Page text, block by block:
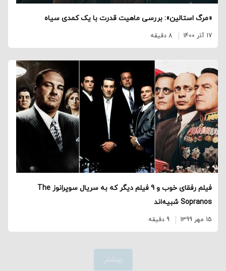
«مرگ استالین»: بررسی ماهیت قدرت با یک کمدی سیاه
17 آذر 1400 8 دقیقه
فیلم رفقای خوب و 9 فیلم دیگر که به سریال سوپرانوز The
Sopranos شبیه‌اند
15 مهر 1399 9 دقیقه
بیشتر